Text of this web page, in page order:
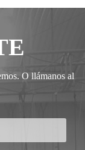
O llámanos al